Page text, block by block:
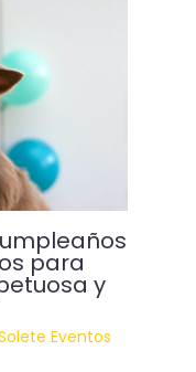
para
y
Eventos